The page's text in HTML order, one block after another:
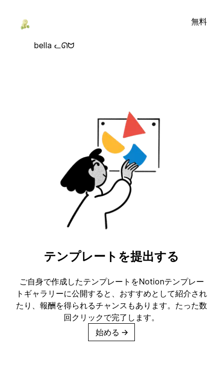
bella ᓚᘏᗢ
無料
テンプレートを提出する
ご自身で作成したテンプレートをNotionテンプレー
トギャラリーに公開すると、おすすめとして紹介され
たり、報酬を得られるチャンスもあります。たった数
回クリックで完了します。
始める →